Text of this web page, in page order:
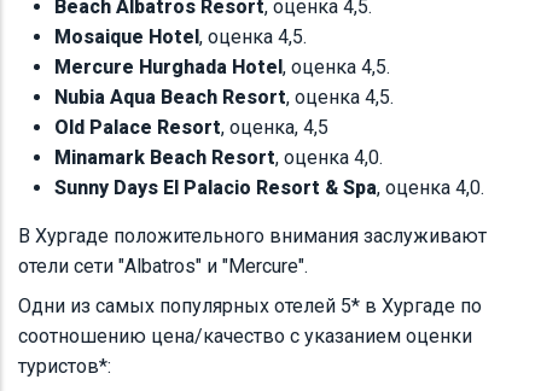
Beach Albatros Resort, оценка 4,5.
Mosaique Hotel , оценка 4,5.
Mercure Hurghada Hotel , оценка 4,5.
Nubia Aqua Beach Resort, оценка 4,5.
Old Palace Resort, оценка, 4,5
Minamark Beach Resort, оценка 4,0.
Sunny Days El Palacio Resort & Spa, оценка 4,0.
В Хургаде положительного внимания заслуживают
отели сети "Albatros" и "Mercure".
Одни из самых популярных отелей 5* в Хургаде по
соотношению цена/качество с указанием оценки
туристов*: